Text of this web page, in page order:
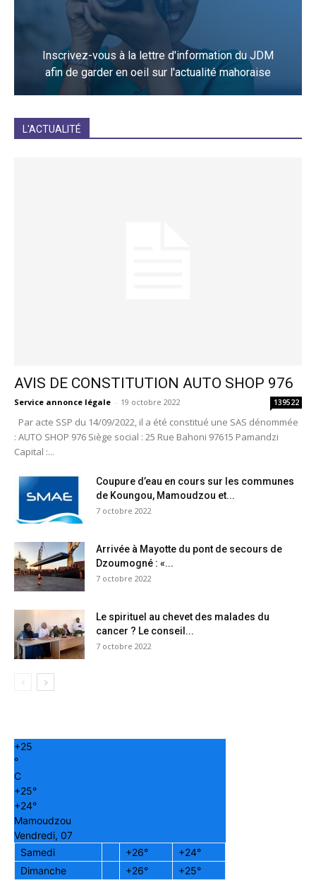
Inscrivez-vous à la lettre d'information du JDM
afin de garder en oeil sur l'actualité mahoraise
L'ACTUALITÉ
AVIS DE CONSTITUTION AUTO SHOP 976
Service annonce légale - 19 octobre 2022 139522
Par acte SSP du 14/09/2022, il a été constitué une SAS dénommée
: AUTO SHOP 976 Siège social : 25 Rue Bahoni 97615 Pamandzi
Capital :...
Coupure d’eau en cours sur les communes
de Koungou, Mamoudzou et...
7 octobre 2022
Arrivée à Mayotte du pont de secours de
Dzoumogné : «...
7 octobre 2022
Le spirituel au chevet des malades du
cancer ? Le conseil...
7 octobre 2022
+25
°
C
+25°
+24°
Mamoudzou
Vendredi, 07
Samedi
+26° +24°
Dimanche
+26° +25°